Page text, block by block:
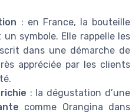
: en France, la bouteille
symbole. Elle rappelle les
dans une démarche de
appréciée par les clients
: la dégustation d’une
comme Orangina dans